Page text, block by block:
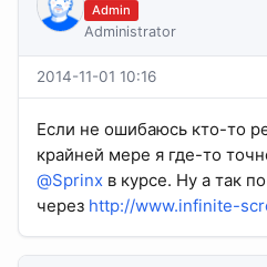
Admin
Administrator
2014-11-01 10:16
Если не ошибаюсь кто-то
крайней мере я где-то
@Sprinx в курсе. Ну а так
через http://www.infinite-